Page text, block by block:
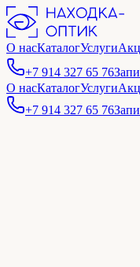
О насКаталогУслуги
+7 914 327 65 76
О насКаталогУслуги
+7 914 327 65 76